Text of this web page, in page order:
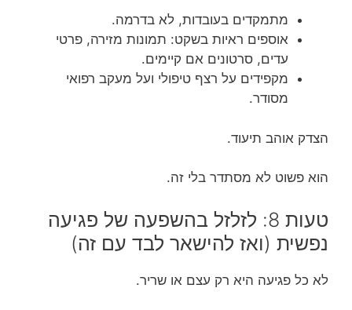
מתמקדים בעובדות, לא בדרמה.
אוספים ראיות בשקט: תמונות מזירה, פרטי
עדים, סרטונים אם קיימים.
מקפידים על רצף טיפולי ועל מעקב רפואי
מסודר.
הצדק אוהב תיעוד.
הוא פשוט לא מסתדר בלי זה.
טעות 8: לזלזל בהשפעה של פגיעה
נפשית (ואז להישאר לבד עם זה)
לא כל פגיעה היא רק עצם או שריר.